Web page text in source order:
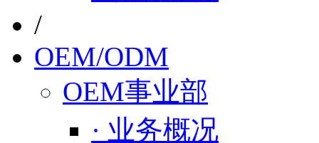
/
OEM/ODM
OEM事业部
· 业务概况